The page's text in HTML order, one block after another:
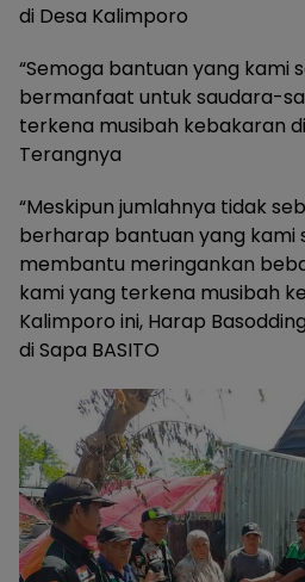
di Desa Kalimporo
“Semoga bantuan yang kami
bermanfaat untuk saudara-
terkena musibah kebakaran
Terangnya
“Meskipun jumlahnya tidak
berharap bantuan yang kami
membantu meringankan
kami yang terkena musibah
Kalimporo ini, Harap
di Sapa BASITO